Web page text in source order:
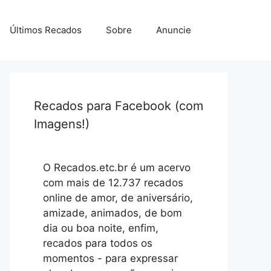
Últimos Recados Sobre Anuncie
Recados para Facebook (com
Imagens!)
O Recados.etc.br é um acervo
com mais de 12.737 recados
online de amor, de aniversário,
amizade, animados, de bom
dia ou boa noite, enfim,
recados para todos os
momentos - para expressar